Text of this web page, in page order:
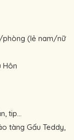
phòng (lẻ nam/nữ
Hôn
tip…
tàng Gấu Teddy,